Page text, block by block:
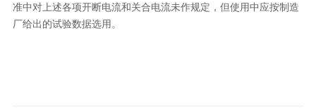
准中对上述各项开断电流和关合电流未作规定，但使用中应按制造
厂给出的试验数据选用。